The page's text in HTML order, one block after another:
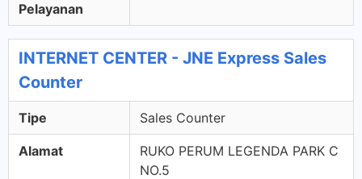
Pelayanan
INTERNET CENTER - JNE Express Sales
Counter
Tipe Sales Counter
Alamat
RUKO PERUM LEGENDA PARK C
NO.5